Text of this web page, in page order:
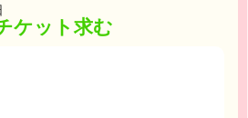
ケット求む